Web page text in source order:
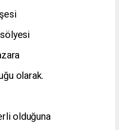
olarak.
olduğuna